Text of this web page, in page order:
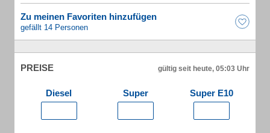
Zu meinen Favoriten hinzufügen
gefällt 14 Personen
PREISE gültig seit heute, 05:03 Uhr
Diesel Super Super E10